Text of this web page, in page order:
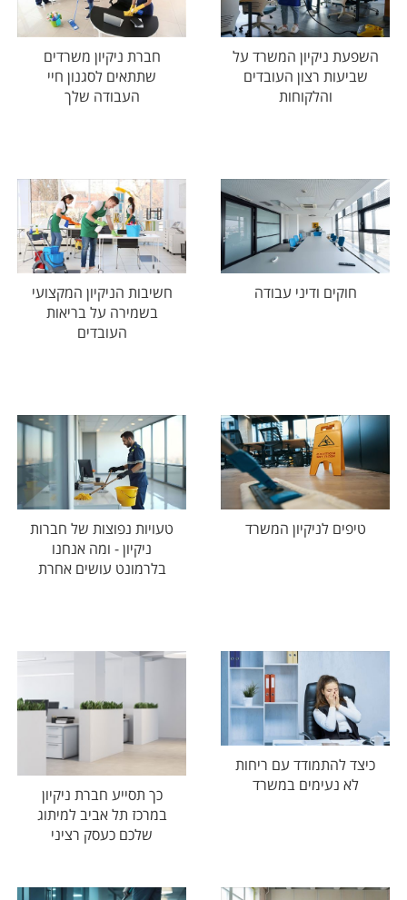
השפעת ניקיון המשרד על
שביעות רצון העובדים
והלקוחות
חברת ניקיון משרדים
שתתאים לסגנון חיי
העבודה שלך
חוקים ודיני עבודה
חשיבות הניקיון המקצועי
בשמירה על בריאות
העובדים
טיפים לניקיון המשרד
טעויות נפוצות של חברות
ניקיון - ומה אנחנו
בלרמונט עושים אחרת
כיצד להתמודד עם ריחות
לא נעימים במשרד
כך תסייע חברת ניקיון
במרכז תל אביב למיתוג
שלכם כעסק רציני